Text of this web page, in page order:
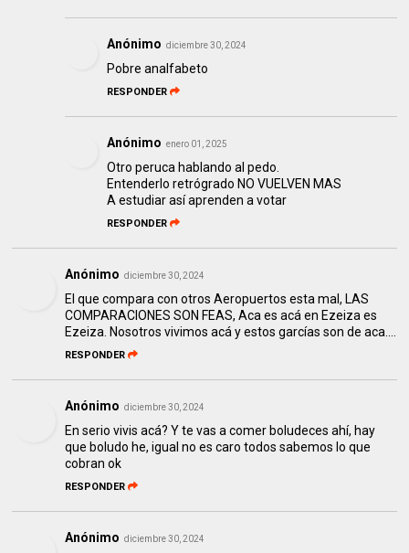
Anónimo diciembre 30, 2024
Pobre analfabeto
RESPONDER
Anónimo enero 01, 2025
Otro peruca hablando al pedo.
Entenderlo retrógrado NO VUELVEN MAS
A estudiar así aprenden a votar
RESPONDER
Anónimo diciembre 30, 2024
El que compara con otros Aeropuertos esta mal, LAS
COMPARACIONES SON FEAS, Aca es acá en Ezeiza es
Ezeiza. Nosotros vivimos acá y estos garcías son de aca....
RESPONDER
Anónimo diciembre 30, 2024
En serio vivis acá? Y te vas a comer boludeces ahí, hay
que boludo he, igual no es caro todos sabemos lo que
cobran ok
RESPONDER
Anónimo diciembre 30, 2024